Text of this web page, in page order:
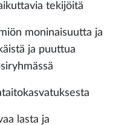
tekijöitä
moninaisuutta ja
ja puuttua
lasta ja